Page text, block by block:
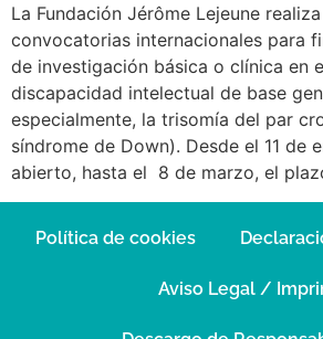
La Fundación Jérôme Lejeune
convocatorias internacionales para
de investigación básica o clínica en
discapacidad intelectual de base
especialmente, la trisomía del par
síndrome de Down). Desde el 11 de
abierto, hasta el 8 de marzo, el
Política de cookies
Aviso Legal /